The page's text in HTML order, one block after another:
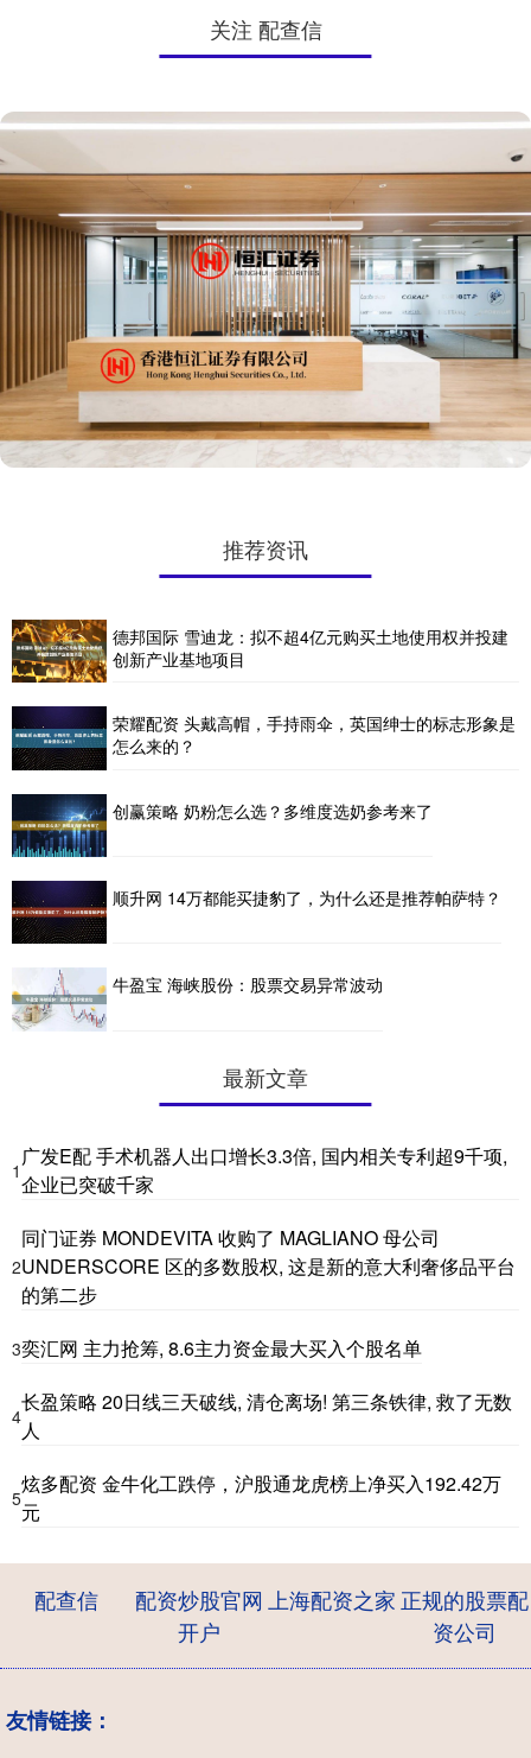
关注 配查信
推荐资讯
德邦国际 雪迪龙：拟不超4亿元购买土地使用权并投建
创新产业基地项目
荣耀配资 头戴高帽，手持雨伞，英国绅士的标志形象是
怎么来的？
创赢策略 奶粉怎么选？多维度选奶参考来了
顺升网 14万都能买捷豹了，为什么还是推荐帕萨特？
牛盈宝 海峡股份：股票交易异常波动
最新文章
1
广发E配 手术机器人出口增长3.3倍, 国内相关专利超9千项,
企业已突破千家
2
同门证券 MONDEVITA 收购了 MAGLIANO 母公司
UNDERSCORE 区的多数股权, 这是新的意大利奢侈品平台
的第二步
3奕汇网 主力抢筹, 8.6主力资金最大买入个股名单
4
长盈策略 20日线三天破线, 清仓离场! 第三条铁律, 救了无数
人
5
炫多配资 金牛化工跌停，沪股通龙虎榜上净买入192.42万
元
配查信
配资炒股官网
开户
上海配资之家 正规的股票配
资公司
友情链接：